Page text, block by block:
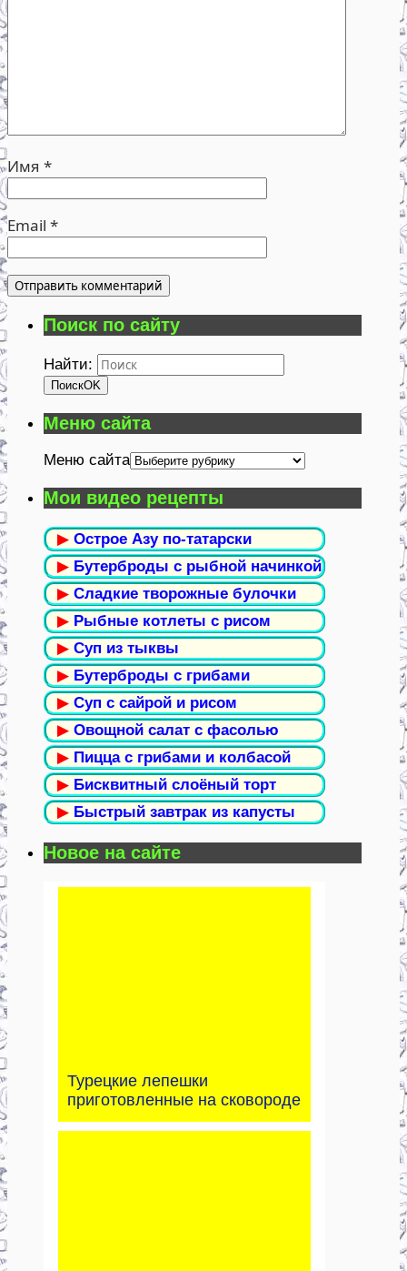
Имя *
Email *
Поиск по сайту
Найти:
ПоискOK
Меню сайта
Меню сайта
Мои видео рецепты
▶ Острое Азу по-татарски
▶ Бутерброды с рыбной начинкой
▶ Сладкие творожные булочки
▶ Рыбные котлеты с рисом
▶ Суп из тыквы
▶ Бутерброды с грибами
▶ Суп с сайрой и рисом
▶ Овощной салат с фасолью
▶ Пицца с грибами и колбасой
▶ Бисквитный слоёный торт
▶ Быстрый завтрак из капусты
Новое на сайте
Турецкие лепешки
приготовленные на сковороде